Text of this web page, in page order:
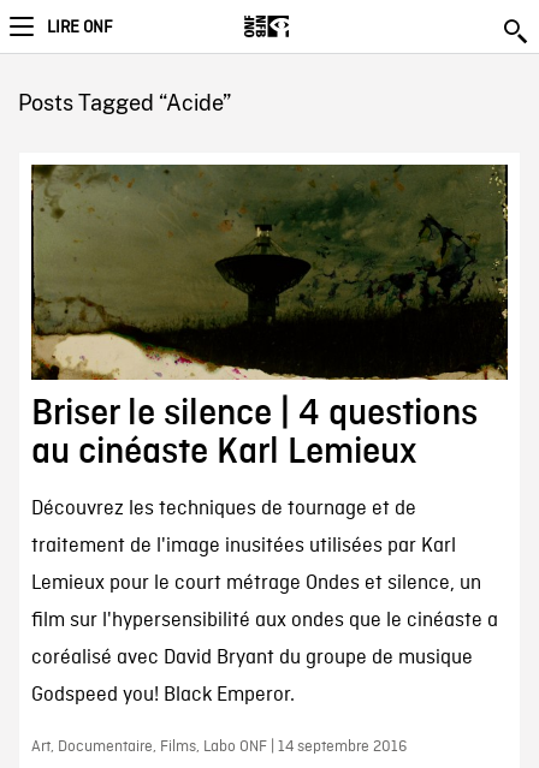
LIRE ONF
Posts Tagged “Acide”
Briser le silence | 4 questions
au cinéaste Karl Lemieux
Découvrez les techniques de tournage et de
traitement de l'image inusitées utilisées par Karl
Lemieux pour le court métrage Ondes et silence, un
film sur l'hypersensibilité aux ondes que le cinéaste a
coréalisé avec David Bryant du groupe de musique
Godspeed you! Black Emperor.
Art, Documentaire, Films, Labo ONF | 14 septembre 2016